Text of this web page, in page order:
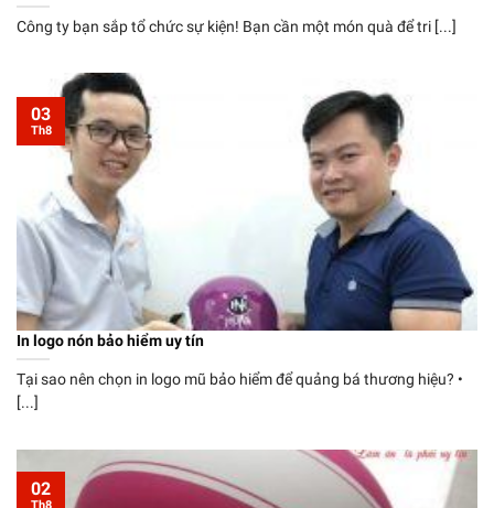
Công ty bạn sắp tổ chức sự kiện! Bạn cần một món quà để tri [...]
In logo nón bảo hiểm uy tín
Tại sao nên chọn in logo mũ bảo hiểm để quảng bá thương hiệu? •
[...]
03
Th8
02